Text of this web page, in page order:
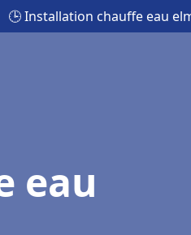
🕒 Installation chauffe eau
eau